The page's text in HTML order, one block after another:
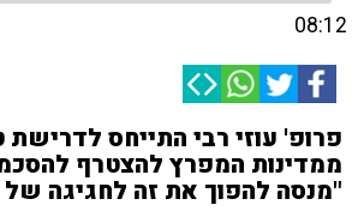
08:12
פרופ' עוזי רבי התייחס
ממדינות המפרץ להצטרף
"מנסה להפוך את זה לחגיגה